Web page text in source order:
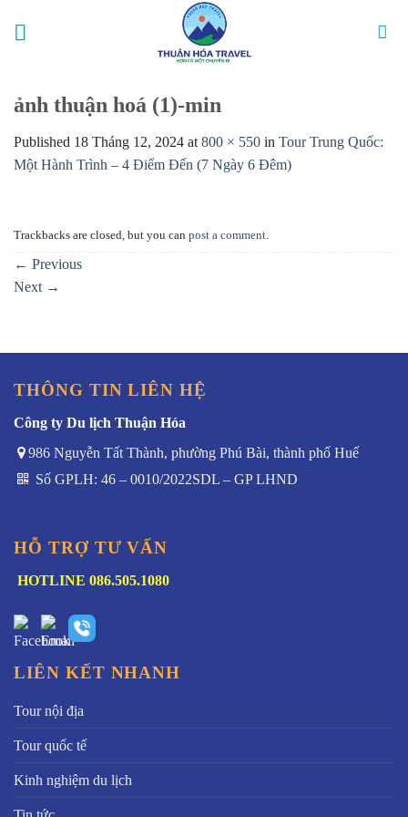
ảnh thuận hoá (1)-min
Published 18 Tháng 12, 2024 at 800 × 550 in Tour Trung Quốc:
Một Hành Trình – 4 Điểm Đến (7 Ngày 6 Đêm)
Trackbacks are closed, but you can post a comment.
← Previous
Next →
THÔNG TIN LIÊN HỆ
Công ty Du lịch Thuận Hóa
986 Nguyễn Tất Thành, phường Phú Bài, thành phố Huế
Số GPLH: 46 – 0010/2022SDL – GP LHND
HỖ TRỢ TƯ VẤN
HOTLINE 086.505.1080
LIÊN KẾT NHANH
Tour nội địa
Tour quốc tế
Kinh nghiệm du lịch